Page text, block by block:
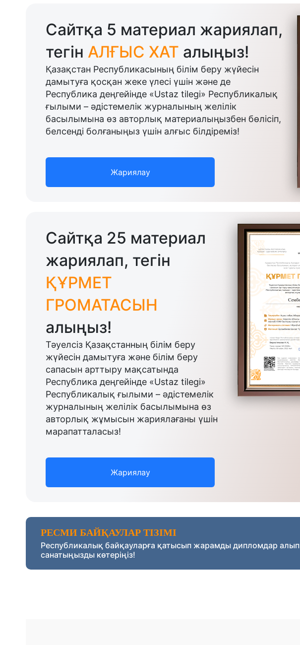
Сайтқа 5 материал жариялап,
тегін АЛҒЫС ХАТ алыңыз!
Қазақстан Республикасының білім беру жүйесін
дамытуға қосқан жеке үлесі үшін және де
Республика деңгейінде «Ustaz tilegi» Республикалық
ғылыми – әдістемелік журналының желілік
басылымына өз авторлық материалыңызбен бөлісіп,
белсенді болғаныңыз үшін алғыс білдіреміз!
Жариялау
Сайтқа 25 материал
жариялап, тегін
ҚҰРМЕТ
ГРОМАТАСЫН
алыңыз!
Тәуелсіз Қазақстанның білім беру
жүйесін дамытуға және білім беру
сапасын арттыру мақсатында
Республика деңгейінде «Ustaz tilegi»
Республикалық ғылыми – әдістемелік
журналының желілік басылымына өз
авторлық жұмысын жариялағаны үшін
марапатталасыз!
Жариялау
РЕСМИ БАЙҚАУЛАР ТІЗІМІ
Республикалық байқауларға қатысып жарамды дипломдар алып
санатыңызды көтеріңіз!